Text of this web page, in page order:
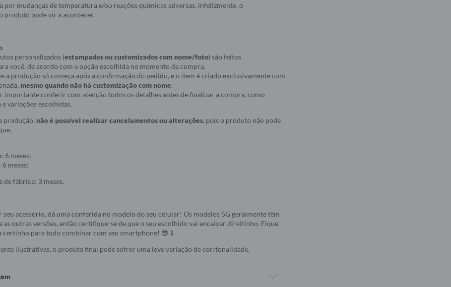
por mudanças de temperatura e/ou reações químicas adversas, infelizmente, o
produto pode vir a acontecer.
personalizados (estampados ou customizados com nome/foto) são feitos
você, de acordo com a opção escolhida no momento da compra.
a produção só começa após a confirmação do pedido, e o item é criado exclusivamente com
mesmo quando não há customização com nome.
importante conferir com atenção todos os detalhes antes de finalizar a compra, como
variações escolhidas.
produção, não é possível realizar cancelamentos ou alterações, pois o produto não pode
6 meses;
meses;
de fábrica: 3 meses.
seu acessório, dá uma conferida no modelo do seu celular! Os modelos 5G geralmente têm
as outras versões, então certifique-se de que o seu escolhido vai encaixar direitinho. Fique
certinho para tudo combinar com seu smartphone! 😎📱
ilustrativas, o produto final pode sofrer uma leve variação de cor/tonalidade.